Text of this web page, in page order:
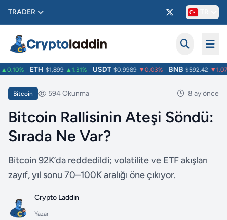
TRADER
ETH $1,899 ▲1.31% USDT $0.9989 ▼0.03% BNB $592.42 ▼1.07%
Bitcoin 594 Okunma 8 ay önce
Bitcoin Rallisinin Ateşi Söndü:
Sırada Ne Var?
Bitcoin 92K’da reddedildi; volatilite ve ETF akışları
zayıf, yıl sonu 70–100K aralığı öne çıkıyor.
Crypto Laddin
Yazar